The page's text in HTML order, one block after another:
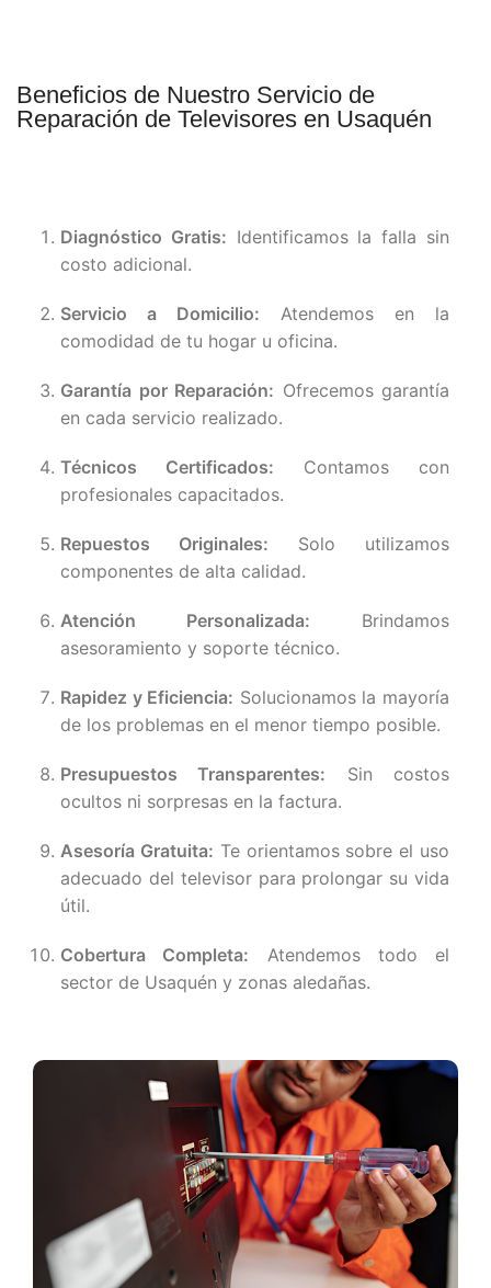
Beneficios de Nuestro Servicio de
Reparación de Televisores en Usaquén
Diagnóstico Gratis: Identificamos la falla sin
costo adicional.
Servicio a Domicilio: Atendemos en la
comodidad de tu hogar u oficina.
Garantía por Reparación: Ofrecemos garantía
en cada servicio realizado.
Técnicos Certificados: Contamos con
profesionales capacitados.
Repuestos Originales: Solo utilizamos
componentes de alta calidad.
Atención Personalizada: Brindamos
asesoramiento y soporte técnico.
Rapidez y Eficiencia: Solucionamos la mayoría
de los problemas en el menor tiempo posible.
Presupuestos Transparentes: Sin costos
ocultos ni sorpresas en la factura.
Asesoría Gratuita: Te orientamos sobre el uso
adecuado del televisor para prolongar su vida
útil.
Cobertura Completa: Atendemos todo el
sector de Usaquén y zonas aledañas.